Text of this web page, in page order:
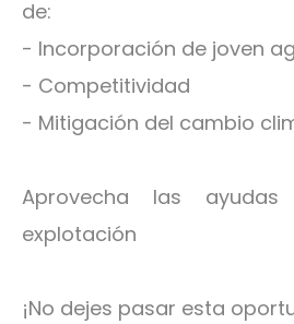
de:
- Incorporación de joven
- Competitividad
- Mitigación del cambio
Aprovecha las
explotación
¡No dejes pasar esta